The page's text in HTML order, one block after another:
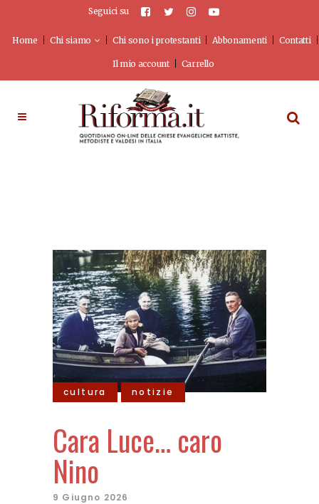
Seguici su
Home Chi siamo Chi sono i protestanti Abbonamenti Contatti
Il mio account Carrello
cultura notizie
Cara Luce… caro
Nino
9 Giugno 2026